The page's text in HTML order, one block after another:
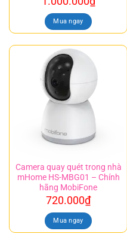
Mua ngay
Camera quay quét trong nhà
mHome HS-MBG01 – Chính
hãng MobiFone
720.000₫
Mua ngay